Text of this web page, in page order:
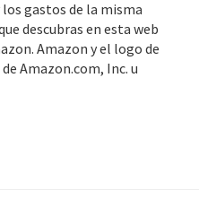
gastos de la misma
descubras en esta web
Amazon y el logo de
Amazon.com, Inc. u